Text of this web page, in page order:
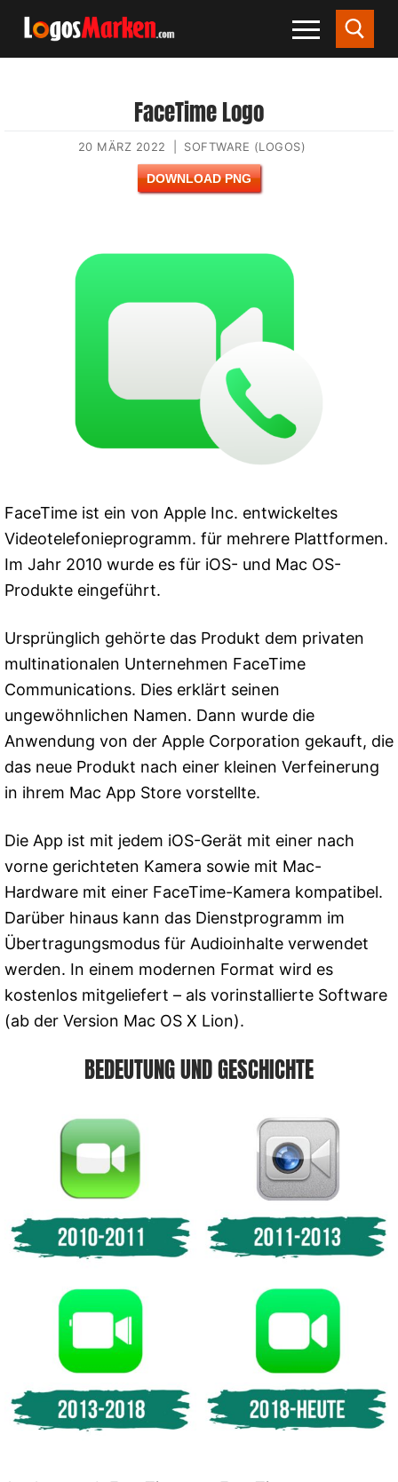
FaceTime Logo
20 MÄRZ 2022 SOFTWARE (LOGOS)
DOWNLOAD PNG
FaceTime ist ein von Apple Inc. entwickeltes
Videotelefonieprogramm. für mehrere Plattformen.
Im Jahr 2010 wurde es für iOS- und Mac OS-
Produkte eingeführt.
Ursprünglich gehörte das Produkt dem privaten
multinationalen Unternehmen FaceTime
Communications. Dies erklärt seinen
ungewöhnlichen Namen. Dann wurde die
Anwendung von der Apple Corporation gekauft, die
das neue Produkt nach einer kleinen Verfeinerung
in ihrem Mac App Store vorstellte.
Die App ist mit jedem iOS-Gerät mit einer nach
vorne gerichteten Kamera sowie mit Mac-
Hardware mit einer FaceTime-Kamera kompatibel.
Darüber hinaus kann das Dienstprogramm im
Übertragungsmodus für Audioinhalte verwendet
werden. In einem modernen Format wird es
kostenlos mitgeliefert – als vorinstallierte Software
(ab der Version Mac OS X Lion).
BEDEUTUNG UND GESCHICHTE